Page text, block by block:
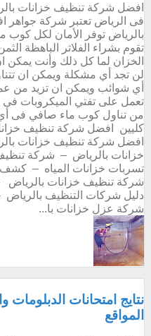
افضل شركة تنظيف خزانات
فى الرياض تعتبر شركة
بالرياض توفر الأمان لكل كوب
تقوم بشراء الفلاتر الباهظة
الخزان لما كل ذلك وأنت يمكن
لن تجد أي مشكلة ويمكن ان
أي شوائب ويمكن ان تزيد من
تعمل على تفتي الميكروبات فى
من تناول كوب ماء صافي فى
كليين افضل شركة تنظيف
افضل شركة تنظيف خزانات
خزانات بالرياض – شركة
تسربات خزانات المياه –
شركة تنظيف خزانات بالرياض
دليل شركات التنظيف
شركة عزل خزانات با...
نتايج امتحانات الدبلومات
المواقع